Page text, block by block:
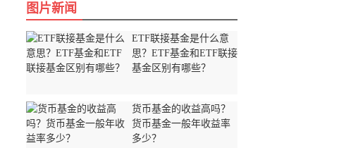
图片新闻
ETF联接基金是什么意
思？ETF基金和ETF联接
基金区别有哪些？
货币基金的收益高吗？
货币基金一般年收益率
多少？